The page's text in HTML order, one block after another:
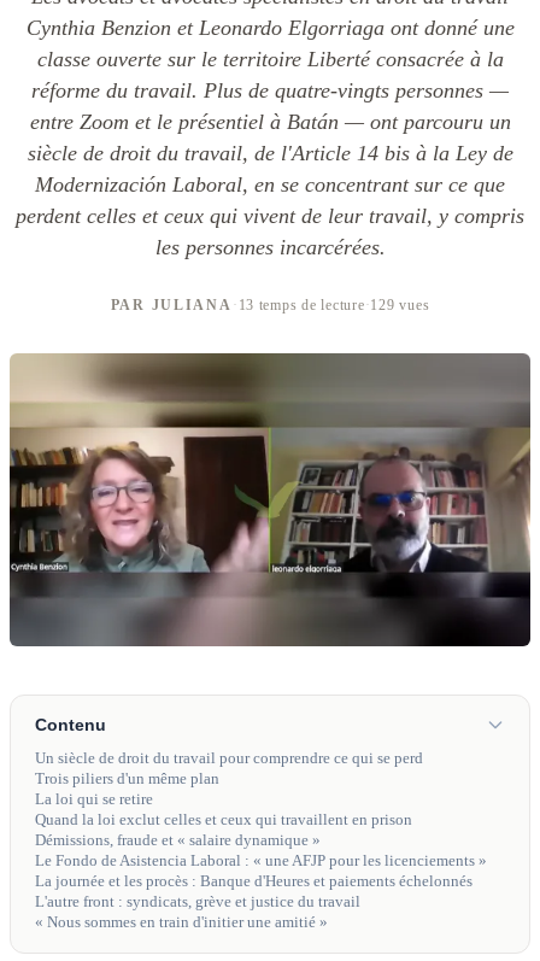
Cynthia Benzion et Leonardo Elgorriaga ont donné une
classe ouverte sur le territoire Liberté consacrée à la
réforme du travail. Plus de quatre-vingts personnes —
entre Zoom et le présentiel à Batán — ont parcouru un
siècle de droit du travail, de l'Article 14 bis à la Ley de
Modernización Laboral, en se concentrant sur ce que
perdent celles et ceux qui vivent de leur travail, y compris
les personnes incarcérées.
PAR JULIANA · 13 temps de lecture·129 vues
Contenu
Un siècle de droit du travail pour comprendre ce qui se perd
Trois piliers d'un même plan
La loi qui se retire
Quand la loi exclut celles et ceux qui travaillent en prison
Démissions, fraude et « salaire dynamique »
Le Fondo de Asistencia Laboral : « une AFJP pour les licenciements »
La journée et les procès : Banque d'Heures et paiements échelonnés
L'autre front : syndicats, grève et justice du travail
« Nous sommes en train d'initier une amitié »